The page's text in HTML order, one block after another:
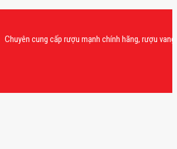
cung cấp rượu mạnh chính hãng, rượu vang